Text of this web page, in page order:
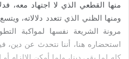
منها القطعي الذي لا اجتهاد معه،
ومنها الظني الذي تتعدد دلالاته،
مرونة الشريعة نفسها لمواكبة
استحضاره هنا، أننا نتحدث عن دين،
كله لما بقي دينا، ولما أمكن الالزام